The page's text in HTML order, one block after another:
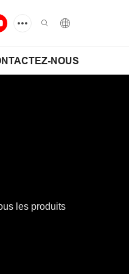
NOUS
les produits